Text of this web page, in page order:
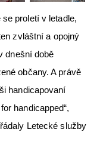
proletí v letadle,
zvláštní a opojný
dnešní době
občany. A právě
handicapovaní
handicapped“,
Letecké služby